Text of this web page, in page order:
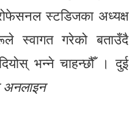
स्टडिजका अध्यक्ष
स्वागत गरेको बताउँदै
भन्ने चाहन्छौँ । दुई
अनलाइन